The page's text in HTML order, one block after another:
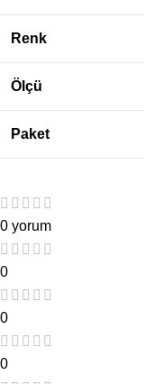
Renk
Ölçü
Paket
0 yorum
0
0
0